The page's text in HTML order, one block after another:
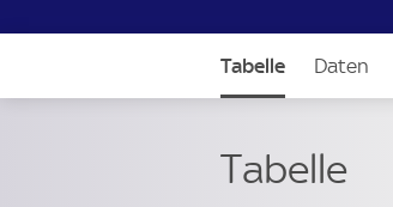
Tabelle Daten
Tabelle